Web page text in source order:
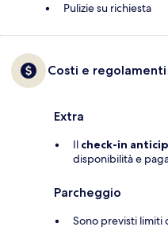
Pulizie su richiesta
Costi e regolamenti
Extra
Il check-in
disponibilità e
Parcheggio
Sono previsti limiti